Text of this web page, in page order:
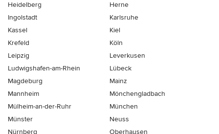
Heidelberg
Herne
Ingolstadt
Karlsruhe
Kassel
Kiel
Krefeld
Köln
Leipzig
Leverkusen
Ludwigshafen-am-Rhein
Lübeck
Magdeburg
Mainz
Mannheim
Mönchen­gladbach
Mülheim-an-der-Ruhr
München
Münster
Neuss
Nürnberg
Oberhausen